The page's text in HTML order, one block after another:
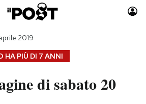
Moda
HA PIÙ DI 7 ANNI
2019
di sabato 20